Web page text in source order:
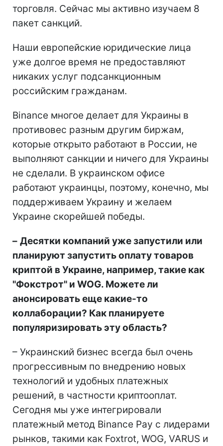
торговля. Сейчас мы активно изучаем 8
пакет санкций.
Наши европейские юридические лица
уже долгое время не предоставляют
никаких услуг подсанкционным
российским гражданам.
Binance многое делает для Украины в
противовес разным другим биржам,
которые открыто работают в России, не
выполняют санкции и ничего для Украины
не сделали. В украинском офисе
работают украинцы, поэтому, конечно, мы
поддерживаем Украину и желаем
Украине скорейшей победы.
– Десятки компаний уже запустили или
планируют запустить оплату товаров
криптой в Украине, например, такие как
"Фокстрот" и WOG. Можете ли
анонсировать еще какие-то
коллаборации? Как планируете
популяризировать эту область?
– Украинский бизнес всегда был очень
прогрессивным по внедрению новых
технологий и удобных платежных
решений, в частности криптооплат.
Сегодня мы уже интегрировали
платежный метод Binance Pay с лидерами
рынков, такими как Foxtrot, WOG, VARUS и